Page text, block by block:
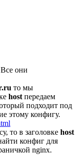
они
то мы
host передаем
подходит под
этому конфигу.
то в заголовке host
конфиг для
nginx.